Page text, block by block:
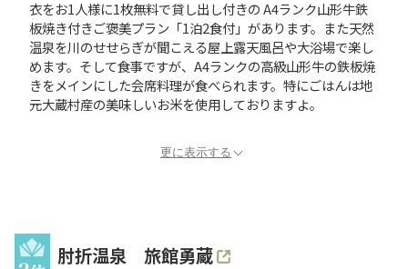
衣をお1人様に1枚無料で貸し出し付きの A4ランク山形牛鉄
板焼き付きご褒美プラン「1泊2食付」があります。また天然
温泉を川のせせらぎが聞こえる屋上露天風呂や大浴場で楽し
めます。そして食事ですが、A4ランクの高級山形牛の鉄板焼
きをメインにした会席料理が食べられます。特にごはんは地
元大蔵村産の美味しいお米を使用しておりますよ。
更に表示する
肘折温泉 旅館勇蔵